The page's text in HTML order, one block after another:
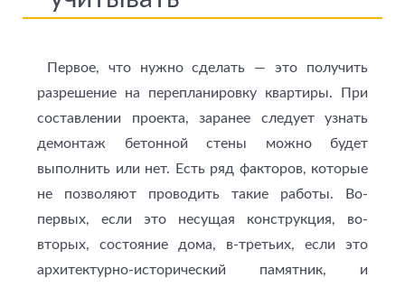
Первое, что нужно сделать — это получить
разрешение на перепланировку квартиры. При
составлении проекта, заранее следует узнать
демонтаж бетонной стены можно будет
выполнить или нет. Есть ряд факторов, которые
не позволяют проводить такие работы. Во-
первых, если это несущая конструкция, во-
вторых, состояние дома, в-третьих, если это
архитектурно-исторический памятник, и